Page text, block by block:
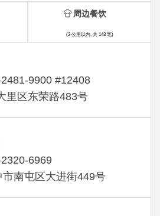
9900 #12408
里区东荣路483号
6969
南屯区大进街449号
周边餐饮
(2 公里以内, 共 143 笔)